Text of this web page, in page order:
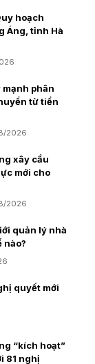
hoạch
Áng, tỉnh Hà
phân
từ tiền
2026
xây cầu
mới cho
2026
quản lý nhà
nào?
quyết mới
“kích hoạt”
81 nghị